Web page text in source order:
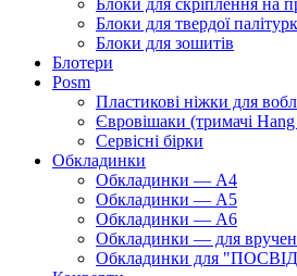
Блоки для скріплення на
Блоки для твердої
Блоки для зошитів
Блотери
Posm
Пластикові ніжки для
Євровішаки (тримачі
Сервісні бірки
Обкладинки
Обкладинки — А4
Обкладинки — А5
Обкладинки — А6
Обкладинки — для
Обкладинки для